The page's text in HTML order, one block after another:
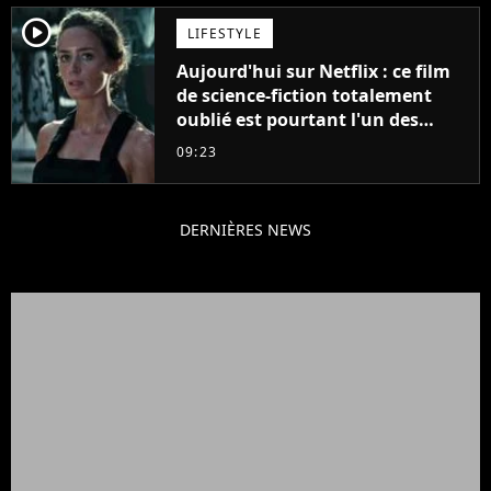
player2 LIFESTYLE
Aujourd'hui sur Netflix : ce film
de science-fiction totalement
oublié est pourtant l'un des
meilleurs des années 2010
09:23
DERNIÈRES NEWS